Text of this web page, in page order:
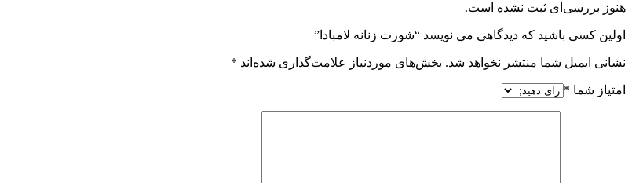
هنوز بررسی‌ای ثبت نشده است.
اولین کسی باشید که دیدگاهی می نویسد “شورت زنانه لامبادا”
نشانی ایمیل شما منتشر نخواهد شد. بخش‌های موردنیاز علامت‌گذاری شده‌اند *
امتیاز شما *